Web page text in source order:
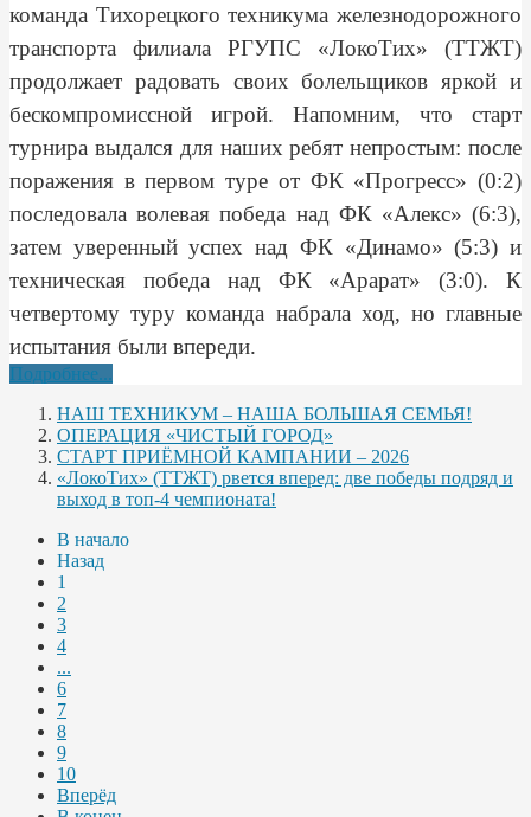
команда Тихорецкого техникума железнодорожного
транспорта филиала РГУПС «ЛокоТих» (ТТЖТ)
продолжает радовать своих болельщиков яркой и
бескомпромиссной игрой. Напомним, что старт
турнира выдался для наших ребят непростым: после
поражения в первом туре от ФК «Прогресс» (0:2)
последовала волевая победа над ФК «Алекс» (6:3),
затем уверенный успех над ФК «Динамо» (5:3) и
техническая победа над ФК «Арарат» (3:0). К
четвертому туру команда набрала ход, но главные
испытания были впереди.
Подробнее...
НАШ ТЕХНИКУМ – НАША БОЛЬШАЯ СЕМЬЯ!
ОПЕРАЦИЯ «ЧИСТЫЙ ГОРОД»
СТАРТ ПРИЁМНОЙ КАМПАНИИ – 2026
«ЛокоТих» (ТТЖТ) рвется вперед: две победы подряд и
выход в топ-4 чемпионата!
В начало
Назад
1
2
3
4
...
6
7
8
9
10
Вперёд